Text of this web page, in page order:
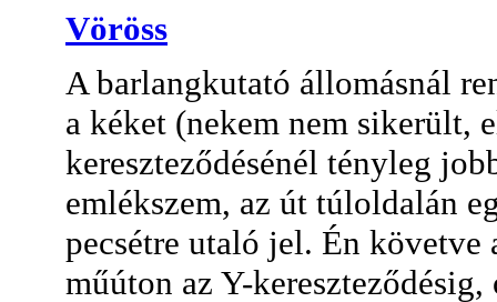
Vöröss
A barlangkutató állomásnál
a kéket (nekem nem sikerült,
kereszteződésénél tényleg
emlékszem, az út túloldalán
pecsétre utaló jel. Én követve
műúton az Y-